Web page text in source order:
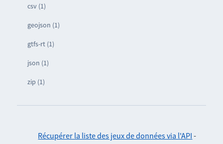
csv (1)
geojson (1)
gtfs-rt (1)
json (1)
zip (1)
Récupérer la liste des jeux de données via l'API -